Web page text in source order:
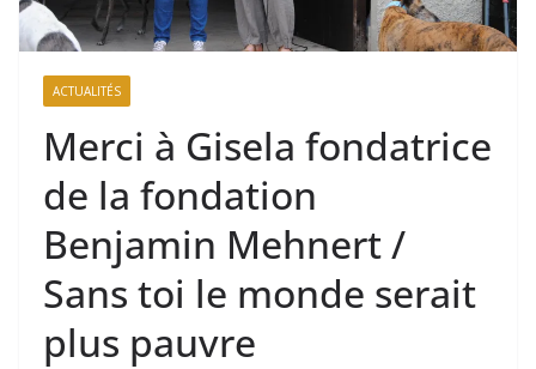
ACTUALITÉS
Merci à Gisela fondatrice
de la fondation
Benjamin Mehnert /
Sans toi le monde serait
plus pauvre